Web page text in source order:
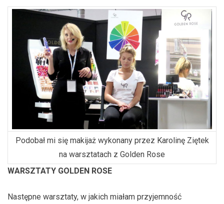
Podobał mi się makijaż wykonany przez Karolinę Ziętek
na warsztatach z Golden Rose
WARSZTATY GOLDEN ROSE
Następne warsztaty, w jakich miałam przyjemność